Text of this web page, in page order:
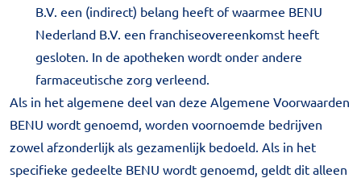
B.V. een (indirect) belang heeft of waarmee BENU
Nederland B.V. een franchiseovereenkomst heeft
gesloten. In de apotheken wordt onder andere
farmaceutische zorg verleend.
Als in het algemene deel van deze Algemene Voorwaarden
BENU wordt genoemd, worden voornoemde bedrijven
zowel afzonderlijk als gezamenlijk bedoeld. Als in het
specifieke gedeelte BENU wordt genoemd, geldt dit alleen